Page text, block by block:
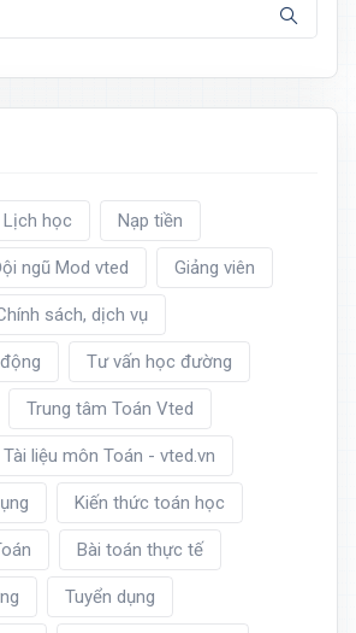
Lịch học Nạp tiền
ngũ Mod vted Giảng viên
sách, dịch vụ
Tư vấn học đường
Trung tâm Toán Vted
Tài liệu môn Toán - vted.vn
Kiến thức toán học
Bài toán thực tế
Tuyển dụng